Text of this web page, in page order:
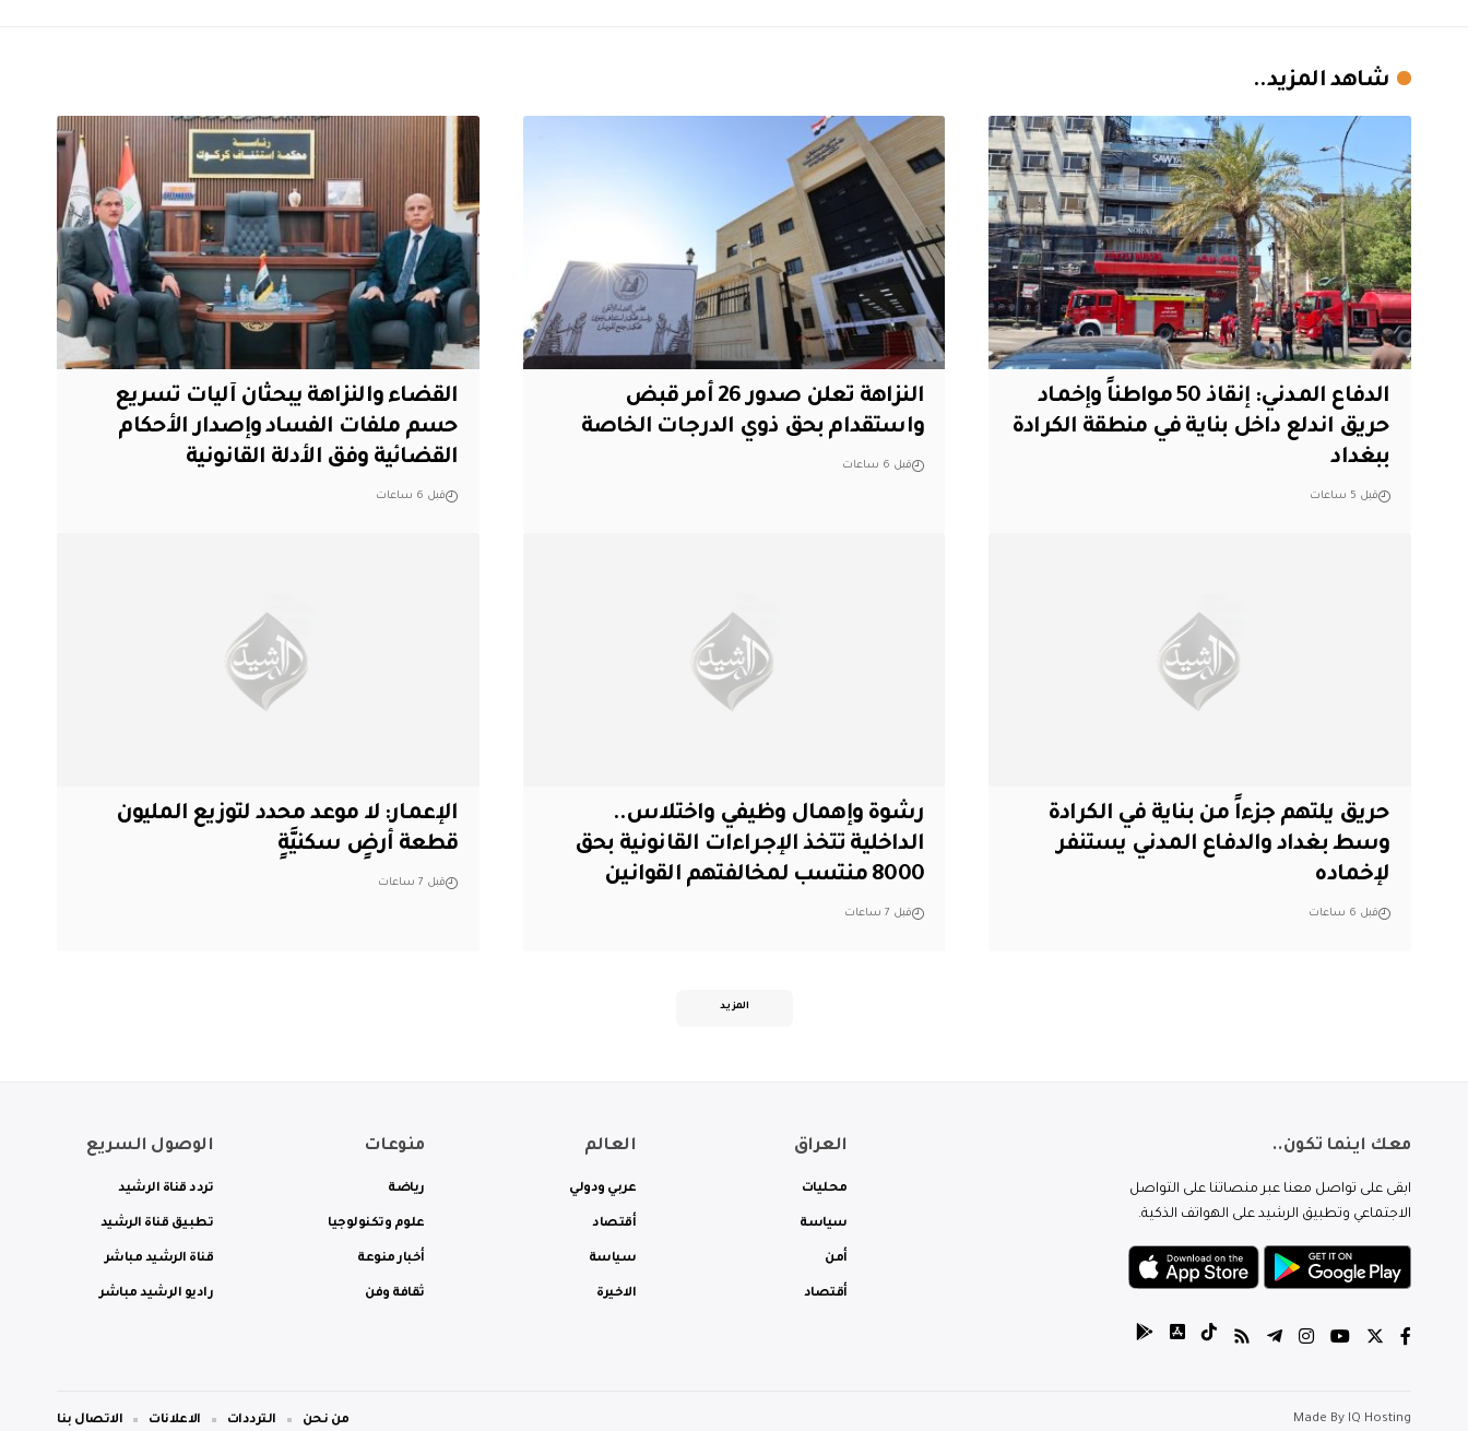
شاهد المزيد..
الدفاع المدني: إنقاذ 50 مواطناً وإخماد
حريق اندلع داخل بناية في منطقة الكرادة
ببغداد
قبل 5 ساعات
النزاهة تعلن صدور 26 أمر قبض
واستقدام بحق ذوي الدرجات الخاصة
قبل 6 ساعات
القضاء والنزاهة يبحثان آليات تسريع
حسم ملفات الفساد وإصدار الأحكام
القضائية وفق الأدلة القانونية
قبل 6 ساعات
حريق يلتهم جزءاً من بناية في الكرادة
وسط بغداد والدفاع المدني يستنفر
لإخماده
قبل 6 ساعات
رشوة وإهمال وظيفي واختلاس..
الداخلية تتخذ الإجراءات القانونية بحق
8000 منتسب لمخالفتهم القوانين
قبل 7 ساعات
الإعمار: لا موعد محدد لتوزيع المليون
قطعة أرضٍ سكنيَّةٍ
قبل 7 ساعات
المزيد
معك اينما تكون..
ابقى على تواصل معنا عبر منصاتنا على التواصل
الاجتماعي وتطبيق الرشيد على الهواتف الذكية.
العراق
محليات
سياسة
أمن
أقتصاد
العالم
عربي ودولي
أقتصاد
سياسة
الاخيرة
منوعات
رياضة
علوم وتكنولوجيا
أخبار منوعة
ثقافة وفن
الوصول السريع
تردد قناة الرشيد
تطبيق قناة الرشيد
قناة الرشيد مباشر
راديو الرشيد مباشر
Made By IQ Hosting من نحن الترددات الاعلانات الاتصال بنا